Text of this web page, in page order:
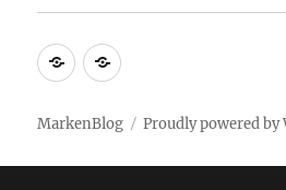
Markenrecherche
Gastbeiträge
MarkenBlog Proudly powered by